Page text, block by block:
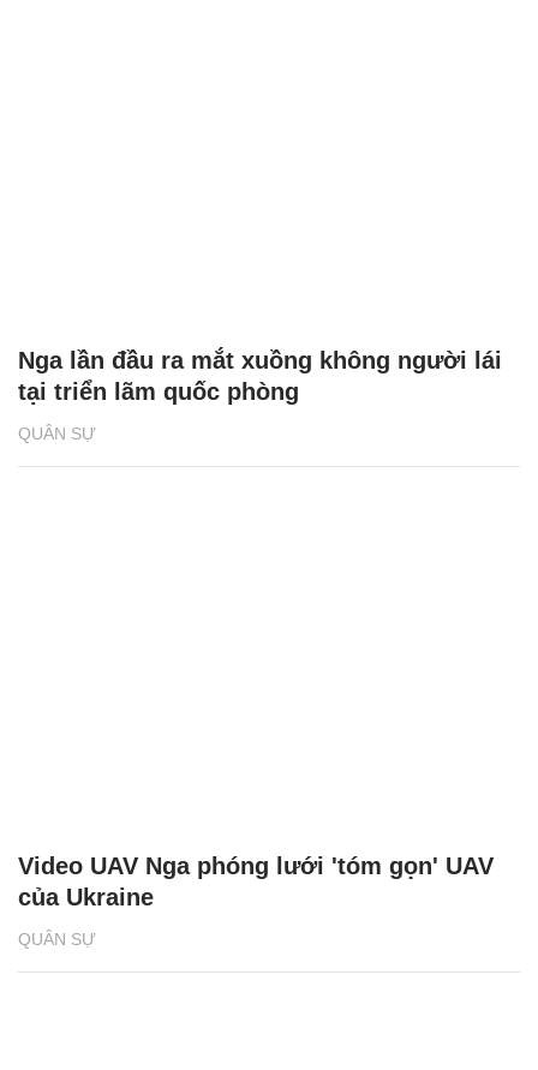
QUÂN SỰ
Nga lần đầu ra mắt xuồng không người lái
tại triển lãm quốc phòng
QUÂN SỰ
Video UAV Nga phóng lưới 'tóm gọn' UAV
của Ukraine